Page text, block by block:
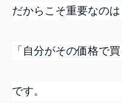
だからこそ重要なのは
「自分がその価格で
です。